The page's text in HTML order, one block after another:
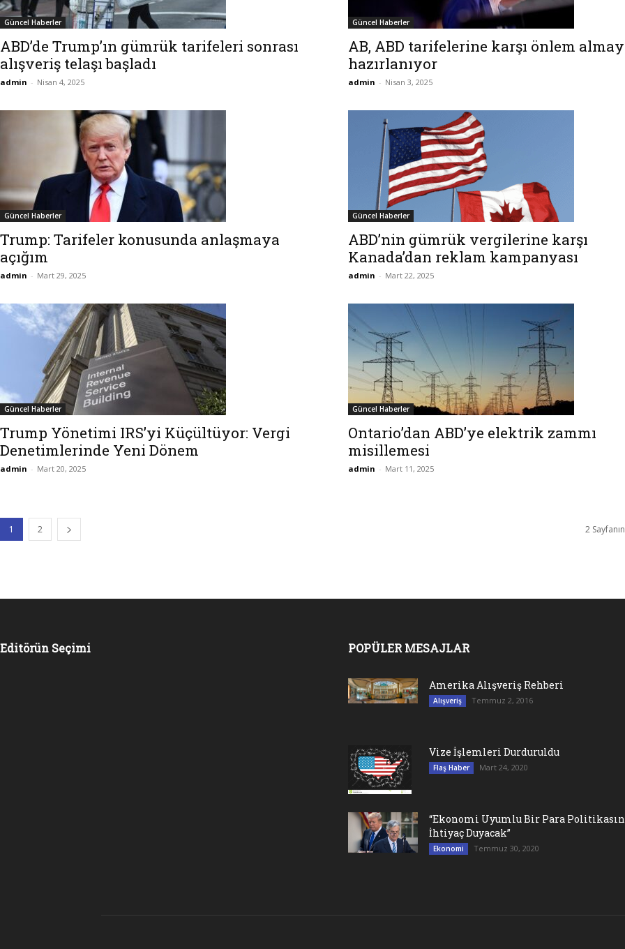
Güncel Haberler
ABD’de Trump’ın gümrük tarifeleri sonrası
alışveriş telaşı başladı
admin - Nisan 4, 2025
Güncel Haberler
AB, ABD tarifelerine karşı önlem
hazırlanıyor
admin - Nisan 3, 2025
Güncel Haberler
Trump: Tarifeler konusunda anlaşmaya
açığım
admin - Mart 29, 2025
Güncel Haberler
ABD’nin gümrük vergilerine karşı
Kanada’dan reklam kampanyası
admin - Mart 22, 2025
Güncel Haberler
Trump Yönetimi IRS’yi Küçültüyor: Vergi
Denetimlerinde Yeni Dönem
admin - Mart 20, 2025
Güncel Haberler
Ontario’dan ABD’ye elektrik zammı
misillemesi
admin - Mart 11, 2025
1 2 2
Editörün Seçimi POPÜLER MESAJLAR
Amerika Alışveriş Rehberi
Alışveriş Temmuz 2, 2016
Vize İşlemleri Durduruldu
Flaş Haber Mart 24, 2020
“Ekonomi Uyumlu Bir Para
İhtiyaç Duyacak”
Ekonomi Temmuz 30, 2020